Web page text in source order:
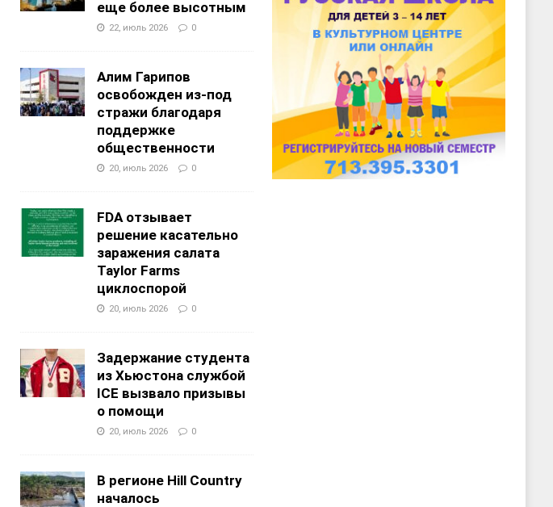
еще более высотным
22, июль 2026 0
Алим Гарипов
освобожден из-под
стражи благодаря
поддержке
общественности
20, июль 2026 0
FDA отзывает
решение касательно
заражения салата
Taylor Farms
циклоспорой
20, июль 2026 0
Задержание студента
из Хьюстона службой
ICE вызвало призывы
о помощи
20, июль 2026 0
В регионе Hill Country
началось